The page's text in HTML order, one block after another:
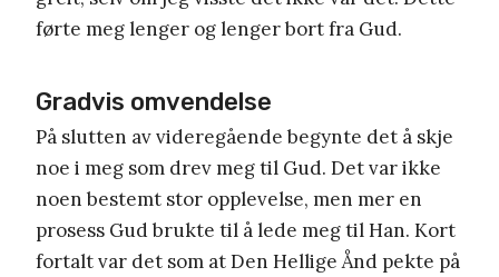
førte meg lenger og lenger bort fra Gud.
Gradvis omvendelse
På slutten av videregående begynte det å skje
noe i meg som drev meg til Gud. Det var ikke
noen bestemt stor opplevelse, men mer en
prosess Gud brukte til å lede meg til Han. Kort
fortalt var det som at Den Hellige Ånd pekte på